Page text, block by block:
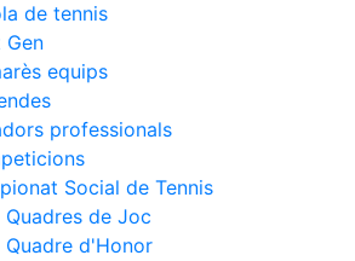
de tennis
Gen
equips
professionals
Social de Tennis
Quadres de Joc
Quadre d'Honor